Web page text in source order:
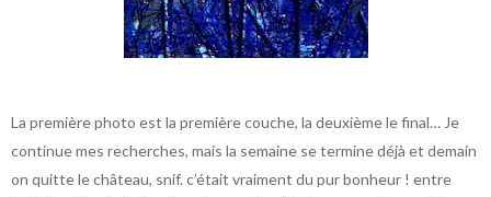
La première photo est la première couche, la deuxième le final… Je
continue mes recherches, mais la semaine se termine déjà et demain
on quitte le château, snif. c’était vraiment du pur bonheur ! entre